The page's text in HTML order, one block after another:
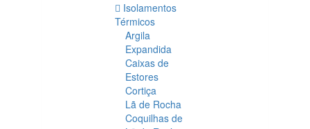
Isolamentos
Térmicos
Argila
Expandida
Caixas de
Estores
Cortiça
Lã de Rocha
Coquilhas de